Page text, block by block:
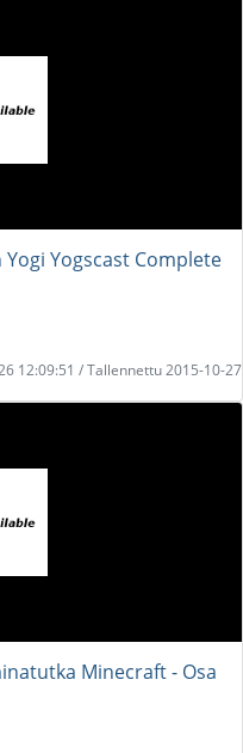
Yogscast Complete
12:09:51 / Tallennettu 2015-10-27
Minecraft - Osa